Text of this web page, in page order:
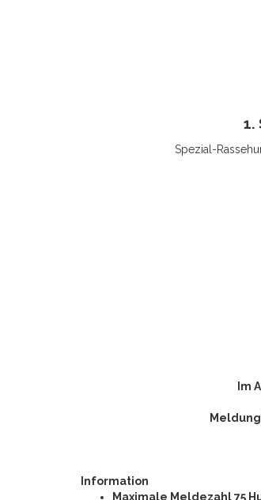
1.
Spezial-
Im
Information
Maximale Meldezahl 75